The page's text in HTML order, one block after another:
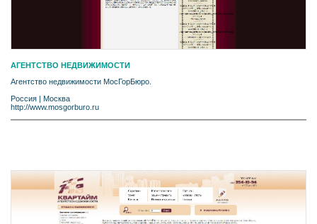
АГЕНТСТВО НЕДВИЖИМОСТИ
Агентство недвижимости МосГорБюро.
Россия
Москва
http://www.mosgorburo.ru